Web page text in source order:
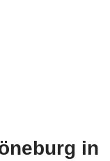
in